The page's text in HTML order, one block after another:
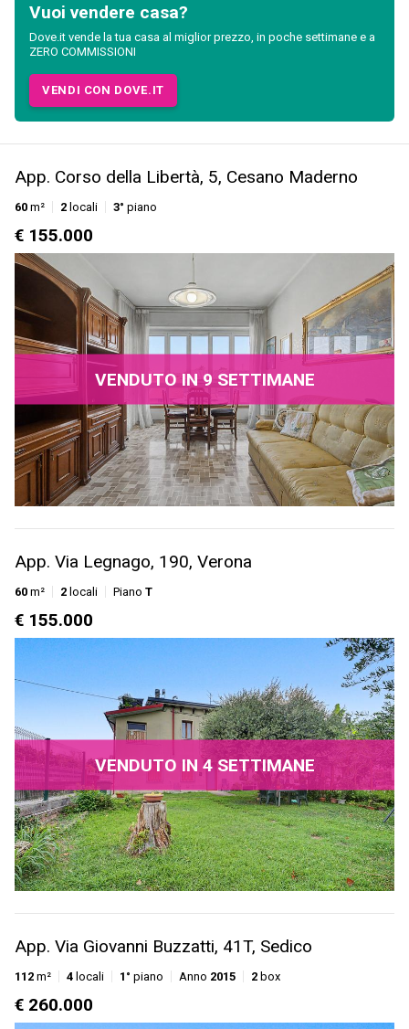
Vuoi vendere casa?
Dove.it vende la tua casa al miglior prezzo, in poche settimane e a
ZERO COMMISSIONI
VENDI CON DOVE.IT
App. Corso della Libertà, 5, Cesano Maderno
60 m² 2 locali 3° piano
€ 155.000
VENDUTO IN 9 SETTIMANE
App. Via Legnago, 190, Verona
60 m² 2 locali Piano T
€ 155.000
VENDUTO IN 4 SETTIMANE
App. Via Giovanni Buzzatti, 41T, Sedico
112 m² 4 locali 1° piano Anno 2015 2 box
€ 260.000